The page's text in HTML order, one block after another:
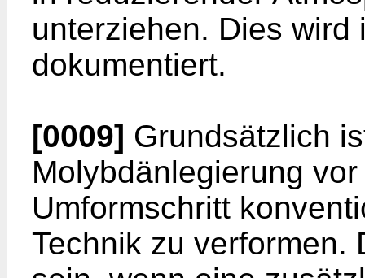
unterziehen. Dies wird
dokumentiert.
[0009] Grundsätzlich
Molybdänlegierung
Umformschritt
Technik zu verformen.